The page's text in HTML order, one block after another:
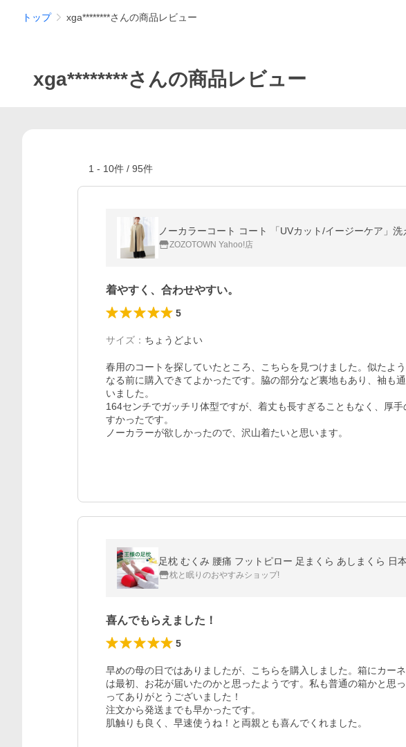
トップ xga********さんの商品レビュー
xga********さんの商品レビュー
1 - 10件 / 95件
ノーカラーコート コート 「UVカット/イージーケア」
ZOZOTOWN Yahoo!店
着やすく、合わせやすい。
5
サイズ ： ちょうどよい
春用のコートを探していたところ、こちらを見つけました。似たよ
なる前に購入できてよかったです。脇の部分など裏地もあり、袖も
いました。
164センチでガッチリ体型ですが、着丈も長すぎることもなく、厚
すかったです。
ノーカラーが欲しかったので、沢山着たいと思います。
足枕 むくみ 腰痛 フットピロー 足まくら あしまくら 日
枕と眠りのおやすみショップ!
喜んでもらえました！
5
早めの母の日ではありましたが、こちらを購入しました。箱にカー
は最初、お花が届いたのかと思ったようです。私も普通の箱かと思
ってありがとうございました！
注文から発送までも早かったです。